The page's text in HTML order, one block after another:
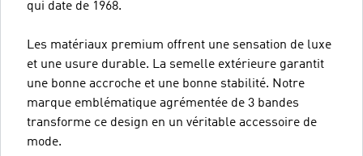
qui date de 1968.
Les matériaux premium offrent une sensation de luxe
et une usure durable. La semelle extérieure garantit
une bonne accroche et une bonne stabilité. Notre
marque emblématique agrémentée de 3 bandes
transforme ce design en un véritable accessoire de
mode.